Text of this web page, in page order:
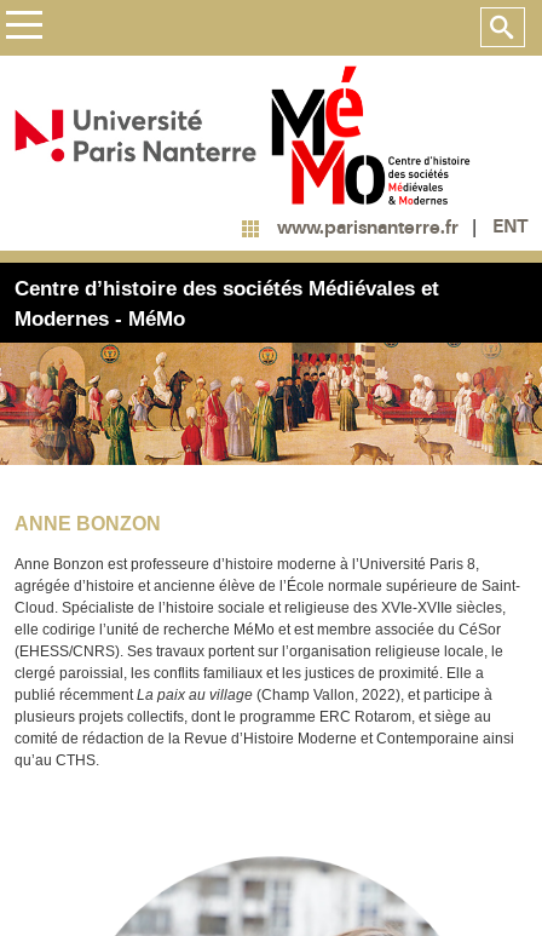
www.parisnanterre.fr ENT
Centre d’histoire des sociétés Médiévales et
Modernes - MéMo
ANNE BONZON
Anne Bonzon est professeure d’histoire moderne à l’Université Paris 8,
agrégée d’histoire et ancienne élève de l’École normale supérieure de Saint-
Cloud. Spécialiste de l’histoire sociale et religieuse des XVIe-XVIIe siècles,
elle codirige l’unité de recherche MéMo et est membre associée du CéSor
(EHESS/CNRS). Ses travaux portent sur l’organisation religieuse locale, le
clergé paroissial, les conflits familiaux et les justices de proximité. Elle a
publié récemmentLa paix au village (Champ Vallon, 2022), et participe à
plusieurs projets collectifs, dont le programme ERC Rotarom, et siège au
comité de rédaction de la Revue d’Histoire Moderne et Contemporaine ainsi
qu’au CTHS.